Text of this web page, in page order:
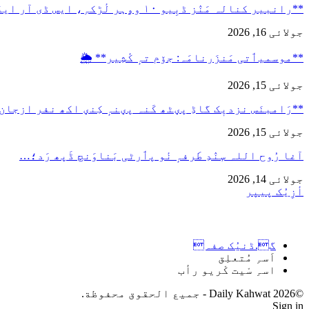
**رانبیر کنالہ مَنٛز ڈبِیو ۱۰ وۄہر لٔڑکہِ، ایس ڈی آر ایفَن…
جولائی 16, 2026
**موسمیٲتی مَنزَرنامَہ: جۆم تہٕ کٔشِیر** 🌦️
جولائی 15, 2026
**رَامبنَس نزدیٖک گاڈِ پؠٹھ کَنہ پؠنہٕ کِنؠ اکھ نفر
جولائی 15, 2026
آغا رُوح اللہ سٕنٛدِ طَرفہٕ نٔو پٲرٹی بَناوَنچ ڈَپھ رَد؛…
جولائی 14, 2026
أزِیُک پیپر
گ.ڈنیُک صفہ
اَسہِ مُتعلِق
اسہِ سْیت کْریو رأب
©2026 Daily Kahwat - جميع الحقوق محفوظة.
Sign in